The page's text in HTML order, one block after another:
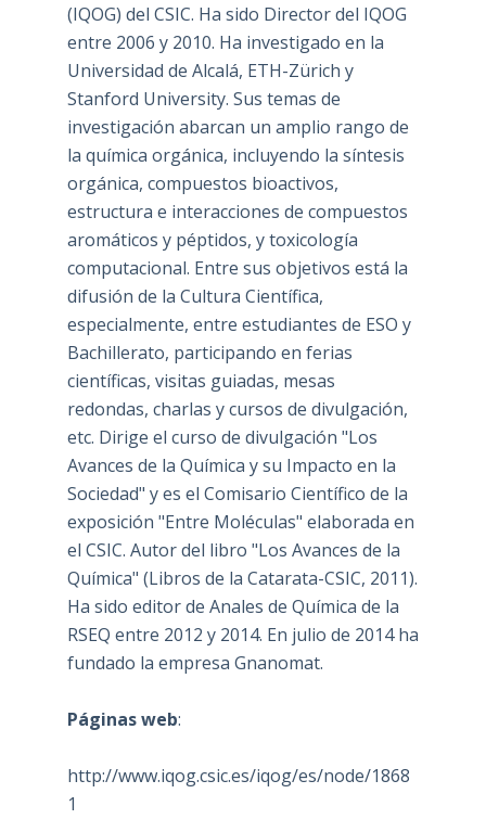
(IQOG) del CSIC. Ha sido Director del IQOG
entre 2006 y 2010. Ha investigado en la
Universidad de Alcalá, ETH-Zürich y
Stanford University. Sus temas de
investigación abarcan un amplio rango de
la química orgánica, incluyendo la síntesis
orgánica, compuestos bioactivos,
estructura e interacciones de compuestos
aromáticos y péptidos, y toxicología
computacional. Entre sus objetivos está la
difusión de la Cultura Científica,
especialmente, entre estudiantes de ESO y
Bachillerato, participando en ferias
científicas, visitas guiadas, mesas
redondas, charlas y cursos de divulgación,
etc. Dirige el curso de divulgación "Los
Avances de la Química y su Impacto en la
Sociedad" y es el Comisario Científico de la
exposición "Entre Moléculas" elaborada en
el CSIC. Autor del libro "Los Avances de la
Química" (Libros de la Catarata-CSIC, 2011).
Ha sido editor de Anales de Química de la
RSEQ entre 2012 y 2014. En julio de 2014 ha
fundado la empresa Gnanomat.
Páginas web:
http://www.iqog.csic.es/iqog/es/node/1868
1